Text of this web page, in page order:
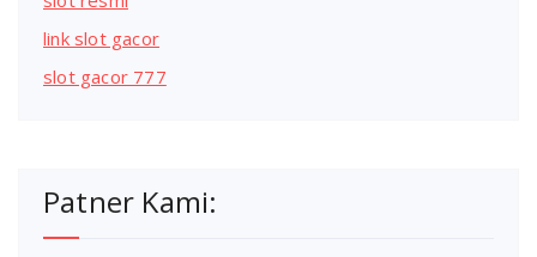
link slot gacor
slot gacor 777
Patner Kami: